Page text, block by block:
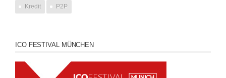
Kredit P2P
ICO FESTIVAL MÜNCHEN